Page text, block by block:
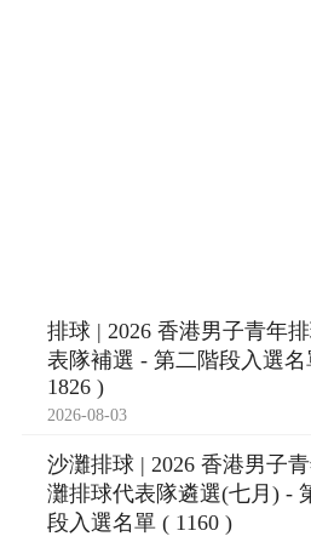
排球 | 2026 香港男子青年
表隊補選 - 第二階段入選名
1826 )
2026-08-03
沙灘排球 | 2026 香港男子
灘排球代表隊遴選(七月) -
段入選名單 ( 1160 )